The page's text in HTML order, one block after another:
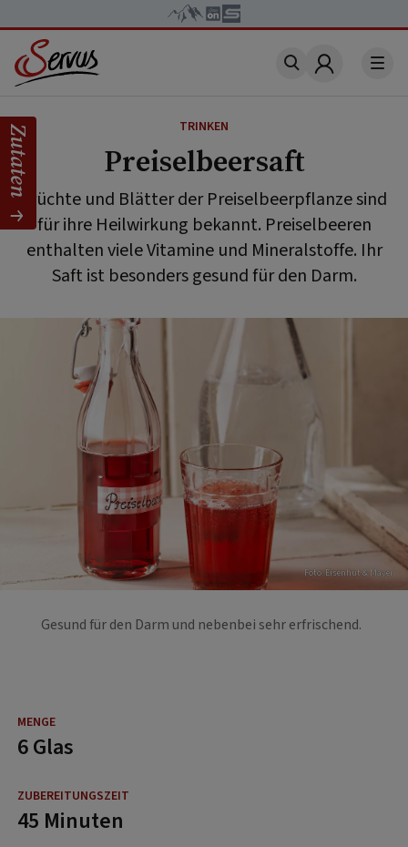
Account
TRINKEN
Preiselbeersaft
Früchte und Blätter der Preiselbeerpflanze sind
für ihre Heilwirkung bekannt. Preiselbeeren
enthalten viele Vitamine und Mineralstoffe. Ihr
Saft ist besonders gesund für den Darm.
Foto: Eisenhut & Mayer
Gesund für den Darm und nebenbei sehr erfrischend.
6 Glas
45 Minuten
Zutaten